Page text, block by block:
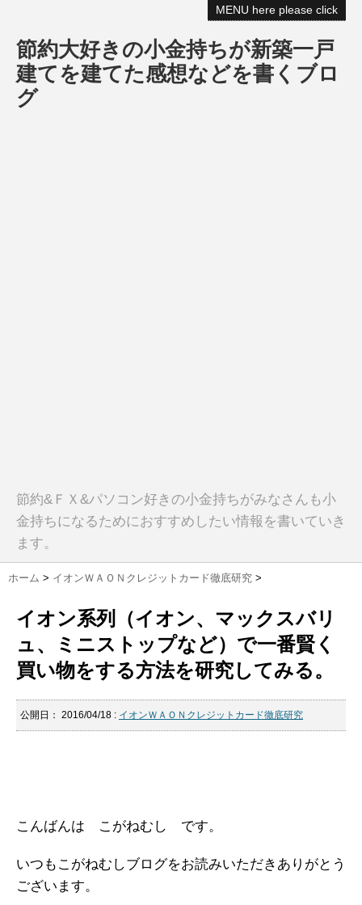
MENU here please click
節約大好きの小金持ちが新築一戸
建てを建てた感想などを書くブロ
グ
節約&ＦＸ&パソコン好きの小金持ちがみなさんも小
金持ちになるためにおすすめしたい情報を書いていき
ます。
ホーム > イオンＷＡＯＮクレジットカード徹底研究 >
イオン系列（イオン、マックスバリ
ュ、ミニストップなど）で一番賢く
買い物をする方法を研究してみる。
公開日： 2016/04/18 : イオンＷＡＯＮクレジットカード徹底研究
こんばんは こがねむし です。
いつもこがねむしブログをお読みいただきありがとう
ございます。